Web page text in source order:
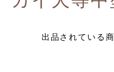
出品されている